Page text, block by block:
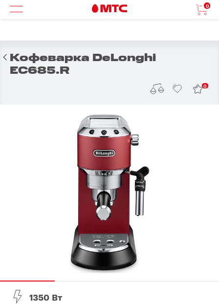
0
Кофеварка DeLonghi
EC685.R
0
1350 Вт